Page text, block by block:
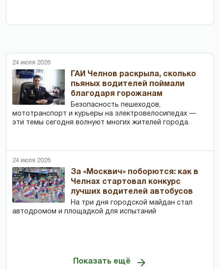
24 июля 2026
ГАИ Челнов раскрыла, сколько
пьяных водителей поймали
благодаря горожанам
Безопасность пешеходов,
мототранспорт и курьеры на электровелосипедах —
эти темы сегодня волнуют многих жителей города.
24 июля 2026
За «Москвич» поборются: как в
Челнах стартовал конкурс
лучших водителей автобусов
На три дня городской майдан стал
автодромом и площадкой для испытаний
Показать ещё